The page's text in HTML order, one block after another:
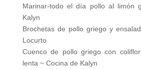
Marinar-todo el día pollo al limón
Kalyn
Brochetas de pollo griego y
Locurto
Cuenco de pollo griego con
lenta ~ Cocina de Kalyn